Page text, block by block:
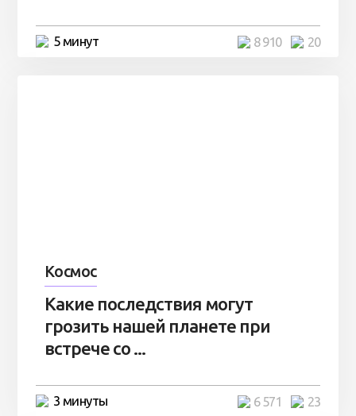
5 минут 20
8 910
Космос
Какие последствия могут
грозить нашей планете при
встрече со ...
3 минуты 23
6 571